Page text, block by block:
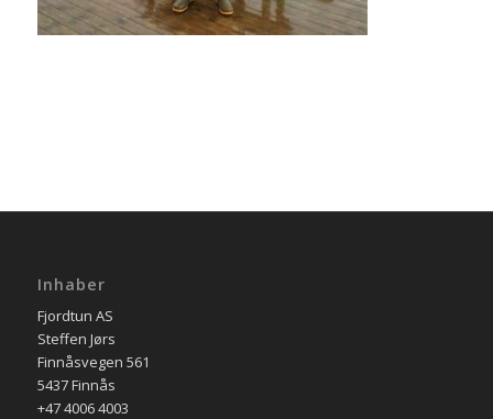
Inhaber
Fjordtun AS
Steffen Jørs
Finnåsvegen 561
5437 Finnås
+47 4006 4003